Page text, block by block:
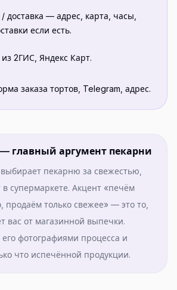
/ доставка — адрес, карта, часы,
если есть.
2ГИС, Яндекс Карт.
заказа тортов, Telegram, адрес.
главный аргумент пекарни
пекарню за свежестью,
в супермаркете. Акцент «печём
продаём только свежее» — это то,
вас от магазинной выпечки.
фотографиями процесса и
что испечённой продукции.